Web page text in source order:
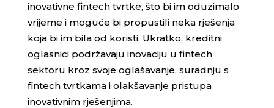
inovativne fintech tvrtke, što bi im oduzimalo
vrijeme i moguće bi propustili neka rješenja
koja bi im bila od koristi. Ukratko, kreditni
oglasnici podržavaju inovaciju u fintech
sektoru kroz svoje oglašavanje, suradnju s
fintech tvrtkama i olakšavanje pristupa
inovativnim rješenjima.